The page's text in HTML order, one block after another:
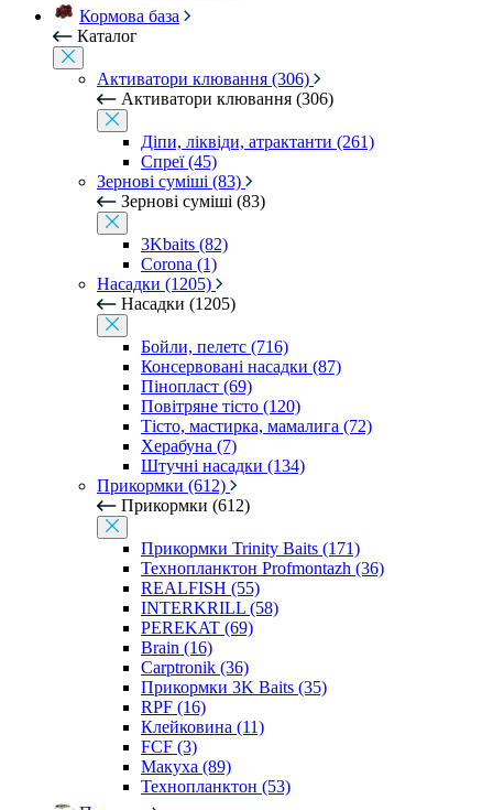
Кормова база
Каталог
Активатори клювання (306)
Активатори клювання (306)
Діпи, ліквіди, атрактанти (261)
Спреї (45)
Зернові суміші (83)
Зернові суміші (83)
3Kbaits (82)
Corona (1)
Насадки (1205)
Насадки (1205)
Бойли, пелетс (716)
Консервовані насадки (87)
Пінопласт (69)
Повітряне тісто (120)
Тісто, мастирка, мамалига (72)
Херабуна (7)
Штучні насадки (134)
Прикормки (612)
Прикормки (612)
Прикормки Trinity Baits (171)
Технопланктон Profmontazh (36)
REALFISH (55)
INTERKRILL (58)
PEREKAT (69)
Brain (16)
Carptronik (36)
Прикормки 3K Baits (35)
RPF (16)
Клейковина (11)
FCF (3)
Макуха (89)
Технопланктон (53)